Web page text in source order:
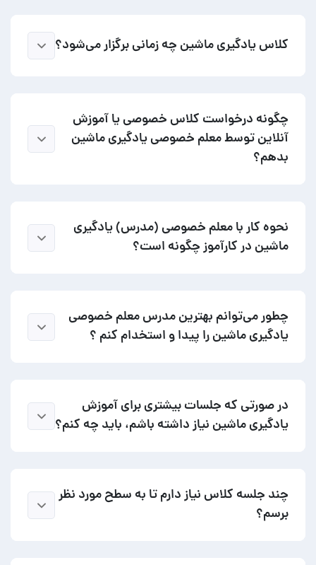
کلاس یادگیری ماشین چه زمانی برگزار می‌شود؟
چگونه درخواست کلاس خصوصی یا آموزش
آنلاین توسط معلم خصوصی یادگیری ماشین
بدهم؟
نحوه کار با معلم خصوصی (مدرس) یادگیری
ماشین در کارآموز چگونه است؟
چطور می‌توانم بهترین مدرس معلم خصوصی
یادگیری ماشین را پیدا و استخدام کنم ؟
در صورتی که جلسات بیشتری برای آموزش
یادگیری ماشین نیاز داشته باشم، باید چه کنم؟
چند جلسه کلاس نیاز دارم تا به سطح مورد نظر
برسم؟